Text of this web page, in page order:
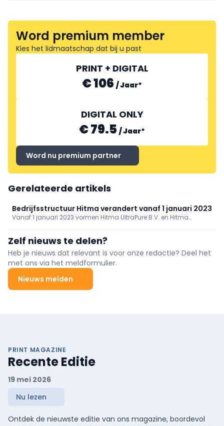
Word premium member
Kies het lidmaatschap dat bij u past
PRINT + DIGITAL
€ 106 /Jaar*
DIGITAL ONLY
€ 79.5 /Jaar*
Word nu premium partner
Gerelateerde artikels
Bedrijfsstructuur Hitma verandert vanaf 1 januari 2023
Vanaf 1 januari 2023 vormen Hitma UltraPure B.V. en Hitma
Instruments B.V. onderdeel van Hitma B.V.
Zelf nieuws te delen?
Heb je nieuws dat relevant is voor onze redactie? Deel het
met ons via het meldformulier.
Nieuws melden
PRINT MAGAZINE
Recente Editie
19 mei 2026
Nu lezen
Ontdek de nieuwste editie van ons magazine, boordevol